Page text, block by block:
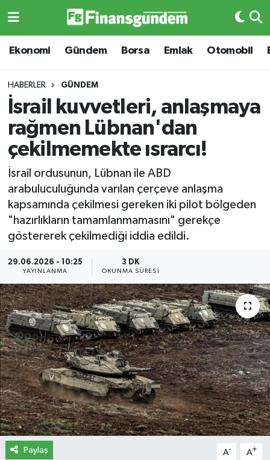
Ekonomi Gündem Borsa Emlak Otomobil
HABERLER GÜNDEM
İsrail kuvvetleri, anlaşmaya
rağmen Lübnan'dan
çekilmemekte ısrarcı!
İsrail ordusunun, Lübnan ile ABD
arabuluculuğunda varılan çerçeve anlaşma
kapsamında çekilmesi gereken iki pilot bölgeden
"hazırlıkların tamamlanmamasını" gerekçe
göstererek çekilmediği iddia edildi.
29.06.2026 - 10:25
YAYINLANMA
3 DK
OKUNMA SÜRESI
Paylaş A- A+
Ekonomi
Borsa
Emlak
Emtia
Otomobil
Gizlilik Sözleşmesi
Hakkımızda
İletişim
Künye
Yasal Uyarı
Ekonomi
Borsa
Emlak
Otomobil
Emtia
BITCOIN
Yapay Zeka